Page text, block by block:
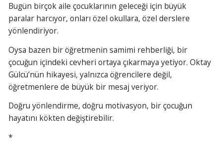
Bugün birçok aile çocuklarının geleceği için büyük
paralar harcıyor, onları özel okullara, özel derslere
yönlendiriyor.
Oysa bazen bir öğretmenin samimi rehberliği, bir
çocuğun içindeki cevheri ortaya çıkarmaya yetiyor. Oktay
Gülcü’nün hikayesi, yalnızca öğrencilere değil,
öğretmenlere de büyük bir mesaj veriyor.
Doğru yönlendirme, doğru motivasyon, bir çocuğun
hayatını kökten değiştirebilir.
*